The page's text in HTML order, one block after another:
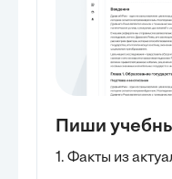
Пиши
1. Факты из